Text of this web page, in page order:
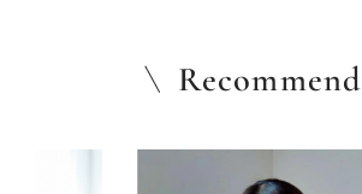
Recommend